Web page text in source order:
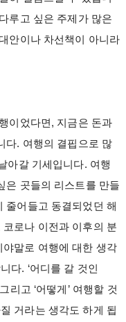
루고 싶은 주제가 많은
안이나 차선책이 아니라
이었다면, 지금은 돈과
다. 여행의 결핍으로 많
아갈 기세입니다. 여행
은 곳들의 리스트를 만들
줄어들고 동결되었던 해
로나 이전과 이후의 분
말로 여행에 대한 생각
다. ‘어디를 갈 것인
리고 ‘어떻게’ 여행할 것
거라는 생각도 하게 됩